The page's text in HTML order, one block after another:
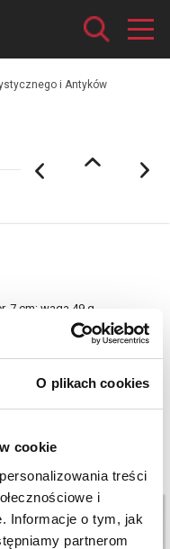
O plikach cookies
cookie
treści
i
Informacje o tym, jak
partnerom
i Antyków
7 cm; waga 49 g.